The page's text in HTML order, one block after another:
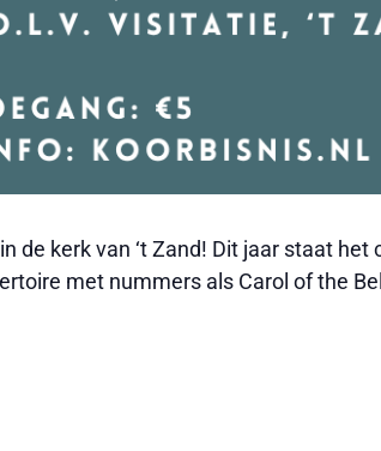
de kerk van ‘t Zand! Dit jaar staat
met nummers als Carol of the